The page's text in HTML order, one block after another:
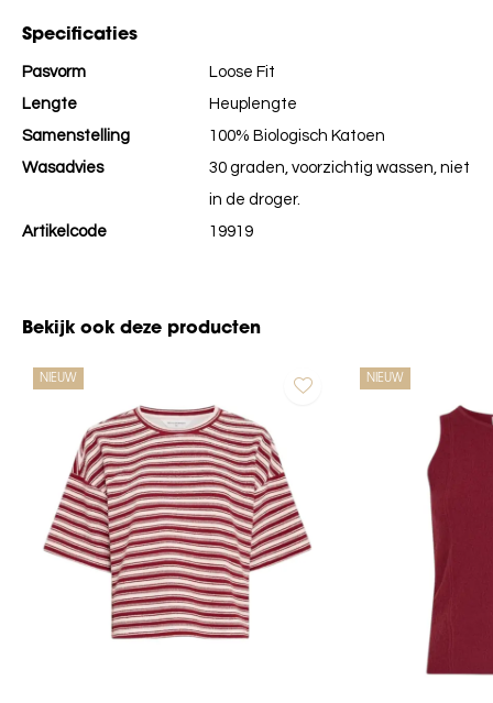
Specificaties
Pasvorm
Loose Fit
Lengte
Heuplengte
Samenstelling
100% Biologisch Katoen
Wasadvies
30 graden, voorzichtig wassen, niet
in de droger.
Artikelcode
19919
Bekijk ook deze producten
NIEUW NIEUW